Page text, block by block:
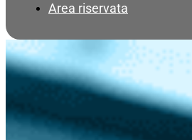
Area riservata